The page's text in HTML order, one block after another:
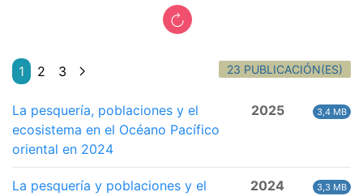
1 2 3 23 PUBLICACIÓN(ES)
La pesquería, poblaciones y el
ecosistema en el Océano Pacífico
oriental en 2024
2025 3,4 MB
La pesquería y poblaciones y el
2024 3,3 MB